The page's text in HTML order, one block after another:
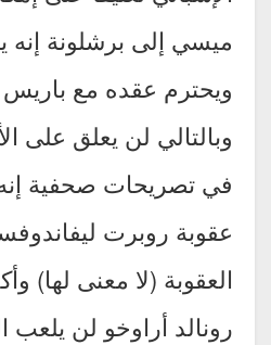
ميسي إلى برشلونة إنه
ويحترم عقده مع
وبالتالي لن يعلق على
في تصريحات صحفية
عقوبة روبرت
العقوبة (لا معنى لها)
رونالد أراوخو لن يلعب